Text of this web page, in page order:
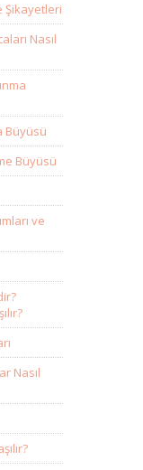
Şikayetleri
Nasıl
Büyüsü
Büyüsü
ve
Nasıl